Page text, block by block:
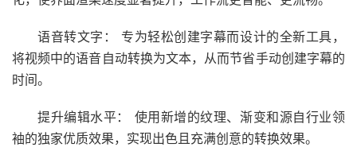
语音转文字： 专为轻松创建字幕而设计的全新工具，
将视频中的语音自动转换为文本，从而节省手动创建字幕的
时间。
提升编辑水平： 使用新增的纹理、渐变和源自行业领
袖的独家优质效果，实现出色且充满创意的转换效果。